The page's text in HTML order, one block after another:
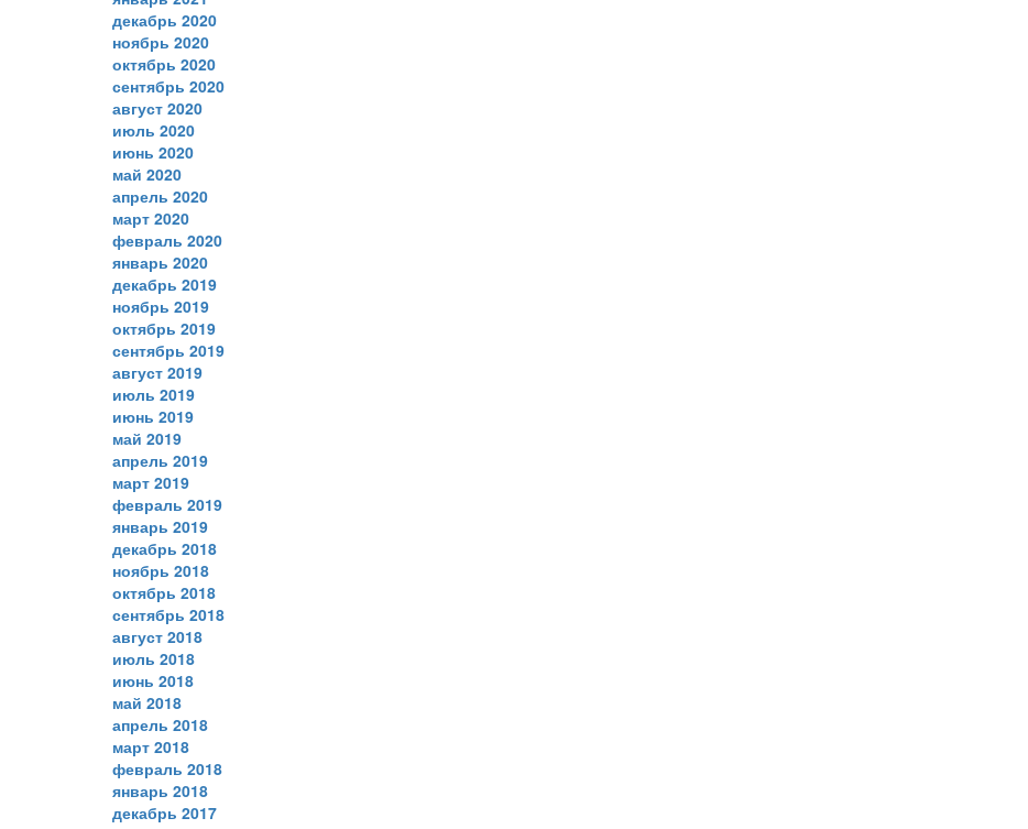
декабрь 2020
ноябрь 2020
октябрь 2020
сентябрь 2020
август 2020
июль 2020
июнь 2020
май 2020
апрель 2020
март 2020
февраль 2020
январь 2020
декабрь 2019
ноябрь 2019
октябрь 2019
сентябрь 2019
август 2019
июль 2019
июнь 2019
май 2019
апрель 2019
март 2019
февраль 2019
январь 2019
декабрь 2018
ноябрь 2018
октябрь 2018
сентябрь 2018
август 2018
июль 2018
июнь 2018
май 2018
апрель 2018
март 2018
февраль 2018
январь 2018
декабрь 2017